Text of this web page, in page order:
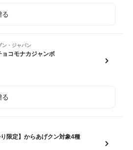
ン・ジャパン
ョコモナカジャンボ
り限定】からあげクン対象4種